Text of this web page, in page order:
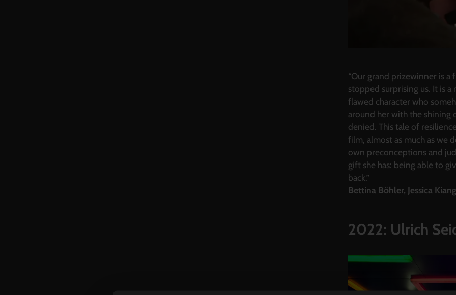
“Our grand prizewinner is
stopped surprising us. It is
flawed character who
around her with the shining
denied. This tale of
film, almost as much as we
own preconceptions and
gift she has: being able to
back.”
Bettina Böhler, Jessica
2022: Ulrich